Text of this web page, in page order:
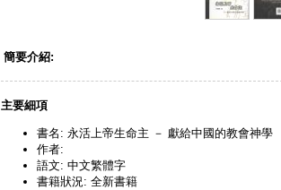
簡要介紹:
主要細項
書名: 永活上帝生命主 － 獻給中國的教會神學
作者:
語文: 中文繁體字
書籍狀況: 全新書籍